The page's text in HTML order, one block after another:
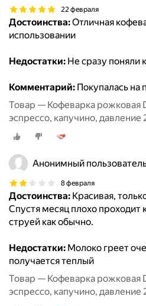
22 февраля
Достоинства:Отличная
использовании
Недостатки: Не сразу поняли
Комментарий: Покупалась на
Товар — Кофеварка рожковая
эспрессо, капучино, давление
Анонимный
8 февраля
Достоинства: Красивая,
Спустя месяц плохо проходит
струей как обычно.
Недостатки: Молоко греет
получается теплый
Товар — Кофеварка рожковая
эспрессо, капучино, давление